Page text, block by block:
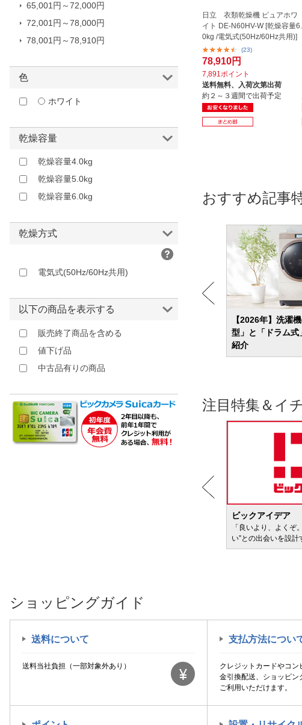
日立 衣類乾燥機 ピュアホワ
イト DE-N60HV-W [乾燥容量6.
0kg /電気式(50Hz/60Hz共用)]
(23)
78,910円
7,891ポイント
送料無料、 入荷次第出荷
約２～３週間で出荷予定
おすすめ記事
モデ
替えか迷ったときの判断基準も解説
【2026年】洗濯
型」と「ドラム式
紹介
注目特集＆イ
ビックアイデア
「良いより、よくぞ
い”との出会いを設
65,001円～72,000円
72,001円～78,000円
78,001円～78,910円
色
ホワイト
乾燥容量
乾燥容量4.0kg
乾燥容量5.0kg
乾燥容量6.0kg
乾燥方式
電気式(50Hz/60Hz共用)
以下の商品を表示する
販売終了商品を含める
値下げ品
中古品有りの商品
ショッピングガイド
送料について
送料当社負担（一部対象外あり）
支払方法につい
クレジットカードやコン
金引換配送、ショッピン
ご利用いただけます。